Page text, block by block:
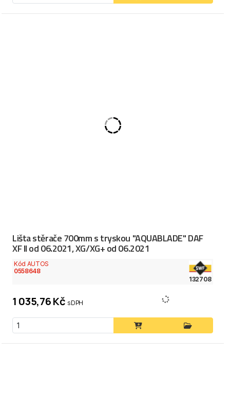
Lišta stěrače 700mm s tryskou "AQUABLADE" DAF
XF II od 06.2021, XG/XG+ od 06.2021
Kód AUTOS
0558648
132708
1 035,76 Kč s DPH